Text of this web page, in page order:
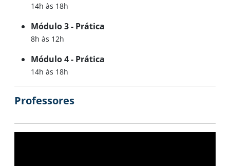
14h às 18h
Módulo 3 - Prática
8h às 12h
Módulo 4 - Prática
14h às 18h
Professores